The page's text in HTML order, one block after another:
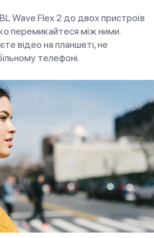
Wave Flex 2 до двох пристроїв
перемикайтеся між ними.
відео на планшеті, не
телефоні.